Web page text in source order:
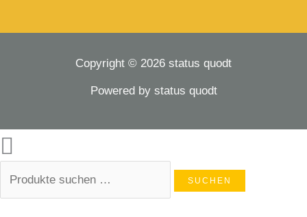
Copyright © 2026 status quodt
Powered by status quodt
SUCHEN